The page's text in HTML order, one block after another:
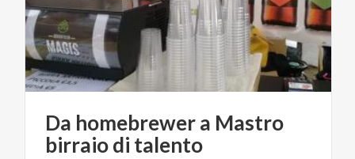
Da homebrewera Mastro
birraiodi talento